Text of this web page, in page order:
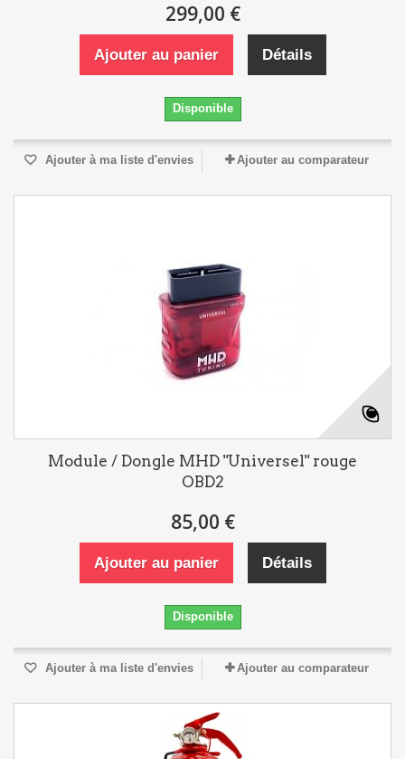
299,00 €
Ajouter au panier Détails
Disponible
Ajouter à ma liste d'envies Ajouter au comparateur
Module / Dongle MHD "Universel" rouge
OBD2
85,00 €
Ajouter au panier Détails
Disponible
Ajouter à ma liste d'envies Ajouter au comparateur